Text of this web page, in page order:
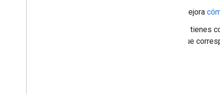
Mejora
Si tienes
que